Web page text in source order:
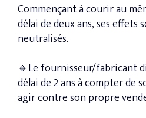
Commençant à courir au
délai de deux ans, ses effets
neutralisés.
🔹Le fournisseur/fabricant
délai de 2 ans à compter de
agir contre son propre